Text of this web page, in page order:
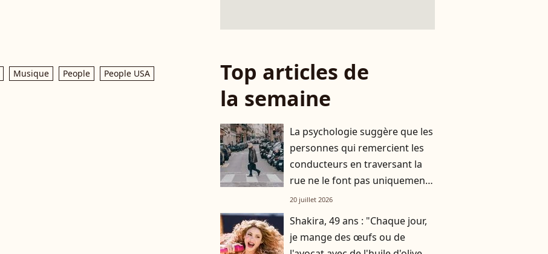
Musique People People USA
Top articles de
la semaine
La psychologie suggère que les
personnes qui remercient les
conducteurs en traversant la
rue ne le font pas uniquement
par gratitude
20 juillet 2026
Shakira, 49 ans : "Chaque jour,
je mange des œufs ou de